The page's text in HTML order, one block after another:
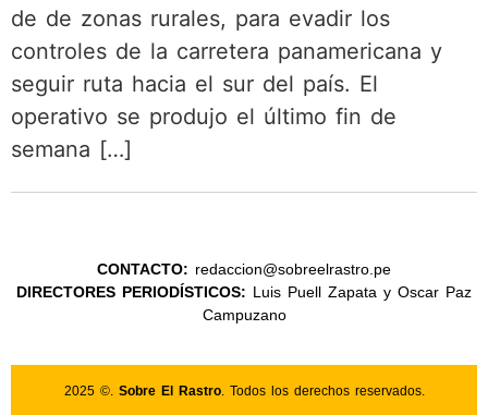
de de zonas rurales, para evadir los
controles de la carretera panamericana y
seguir ruta hacia el sur del país. El
operativo se produjo el último fin de
semana […]
CONTACTO: redaccion@sobreelrastro.pe
DIRECTORES PERIODÍSTICOS: Luis Puell Zapata y Oscar Paz
Campuzano
2025 ©. Sobre El Rastro. Todos los derechos reservados.